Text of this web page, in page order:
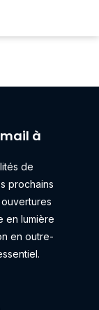
à
de
prochains
en lumière
en outre-